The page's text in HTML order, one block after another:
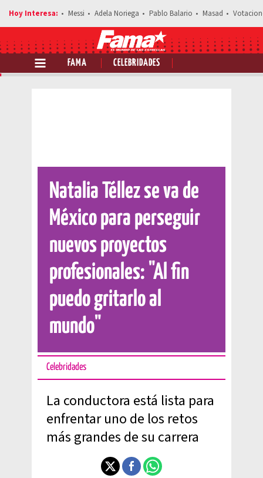
Messi Adela Noriega Pablo Balario Masad
FAMA CELEBRIDADES
Comparte esta noticia
Natalia Téllez se va de
México para perseguir
nuevos proyectos
profesionales: "Al fin
puedo gritarlo al
mundo"
Celebridades
La conductora está lista para
enfrentar uno de los retos
más grandes de su carrera